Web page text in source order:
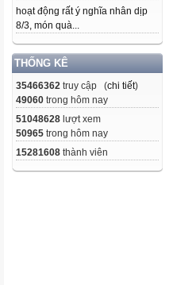
hoạt động rất ý nghĩa nhân dịp
8/3, món quà...
THỐNG KÊ
35466362 truy cập (chi tiết)
49060 trong hôm nay
51048628 lượt xem
50965 trong hôm nay
15281608 thành viên